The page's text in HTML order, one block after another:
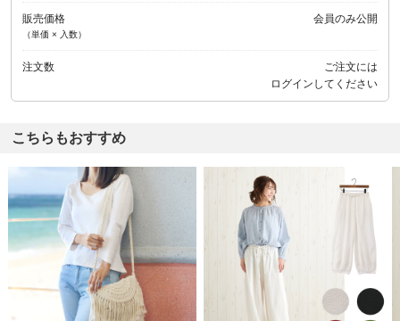
販売価格
（単価 × 入数）
会員のみ公開
注文数
ご注文には
ログイン してください
こちらもおすすめ